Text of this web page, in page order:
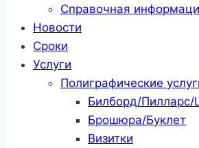
Справочная
Новости
Сроки
Услуги
Полиграфические
Билборд/
Брошюра/Буклет
Визитки